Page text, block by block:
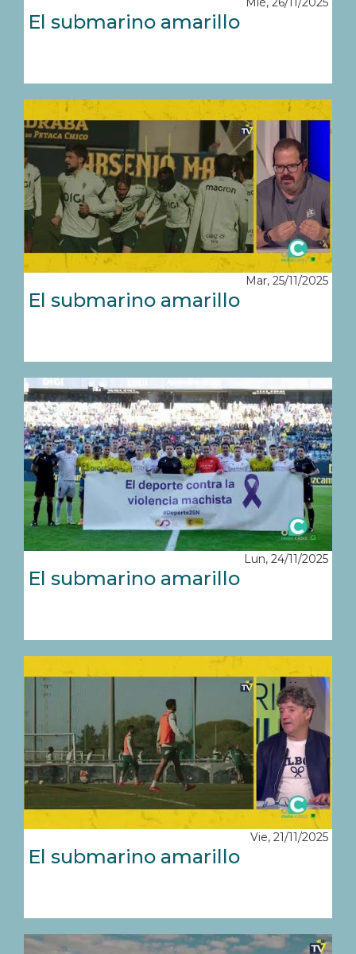
El submarino amarillo
Mar, 25/11/2025
El submarino amarillo
Lun, 24/11/2025
El submarino amarillo
Vie, 21/11/2025
El submarino amarillo